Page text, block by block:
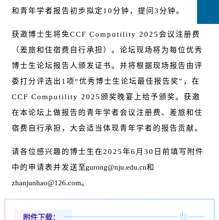
和青年学者报告初步拟定10分钟，提问3分钟。
获邀博士生将免CCF Computility 2025会议注册费
（差旅和住宿费自行承担）。论坛现场将为每位优秀
博士生论坛报告人颁发证书。并将根据现场报告由评
委打分评选出1项“优秀博士生论坛最佳报告奖”，在
CCF Computility 2025颁奖晚宴上给予颁奖。获邀
在本论坛上做报告的青年学者会议注册费、差旅和住
宿费自行承担，大会适当体现青年学者的报告贡献。
请各位感兴趣的博士生在2025年6月30日前填写附件
中的申请表并发送 至gurong@nju.edu.cn和
zhanjunhao@126.com。
附件下载：